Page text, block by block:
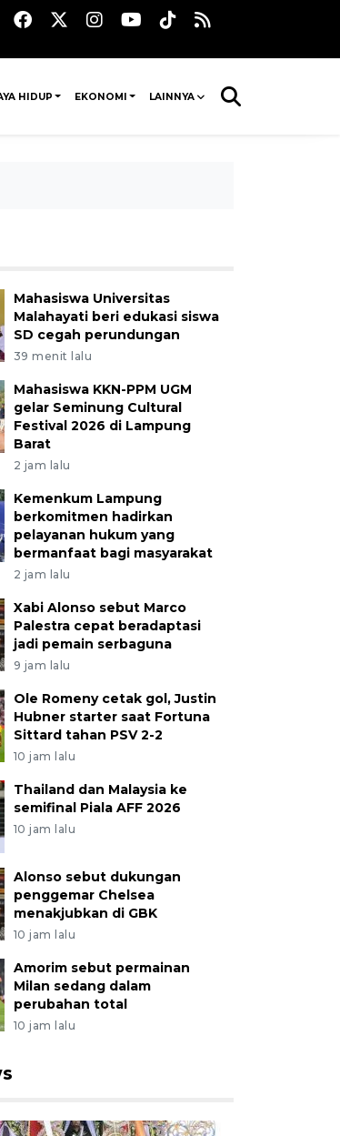
HIDUP EKONOMI LAINNYA
Mahasiswa Universitas
Malahayati beri edukasi siswa
SD cegah perundungan
39 menit lalu
Mahasiswa KKN-PPM UGM
gelar Seminung Cultural
Festival 2026 di Lampung
Barat
2 jam lalu
Kemenkum Lampung
berkomitmen hadirkan
pelayanan hukum yang
bermanfaat bagi masyarakat
2 jam lalu
Xabi Alonso sebut Marco
Palestra cepat beradaptasi
jadi pemain serbaguna
9 jam lalu
Ole Romeny cetak gol, Justin
Hubner starter saat Fortuna
Sittard tahan PSV 2-2
10 jam lalu
Thailand dan Malaysia ke
semifinal Piala AFF 2026
10 jam lalu
Alonso sebut dukungan
penggemar Chelsea
menakjubkan di GBK
10 jam lalu
Amorim sebut permainan
Milan sedang dalam
perubahan total
10 jam lalu